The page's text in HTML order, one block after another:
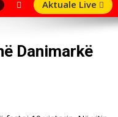
Aktuale Live
Danimarkë